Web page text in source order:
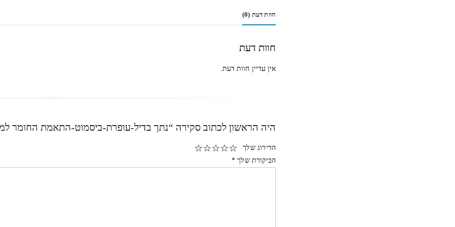
חוות דעת (0)
חוות דעת
אין עדיין חוות דעת.
היה הראשון לכתוב סקירה “נתך בדיל-עופרת-ביסמוט-התאמת החומר למוצר (10
הדירוג שלך
הביקורת שלך *